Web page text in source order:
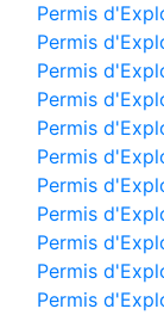
Permis
Permis
Permis
Permis
Permis
Permis
Permis
Permis
Permis
Permis
Permis